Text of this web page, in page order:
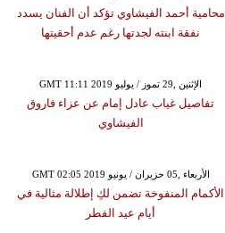
محامية أحمد الفيشاوي تؤكد أن الفنان يسدد
نفقة ابنته لجدتها رغم عدم أحقيتها
GMT 11:11 2019 الإثنين ,29 تموز / يوليو
تفاصيل غياب عادل إمام عن عزاء فاروق
الفيشاوي
GMT 02:05 2019 الأربعاء ,05 حزيران / يونيو
الأكمام المنفوخة تضمن لكِ إطلالة مثالية في
أيام عيد الفطر